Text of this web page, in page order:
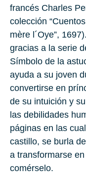
francés Charles
colección
mère l´Oye”,
gracias a la serie
Símbolo de la
ayuda a su joven
convertirse en
de su intuición y
las debilidades
páginas en las
castillo, se burla
a transformarse
comérselo.